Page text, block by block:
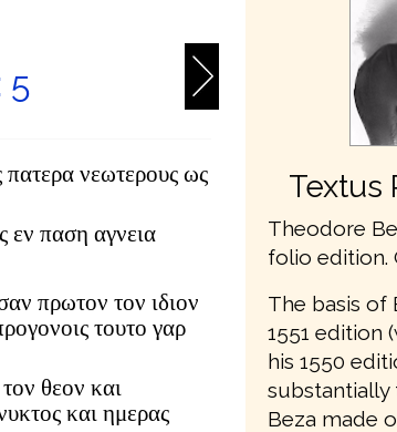
5
νεωτερους ως
εν παση αγνεια
πρωτον τον ιδιον
τουτο γαρ
θεον και
και ημερας
Textus
Theodore
folio edition.
The basis of
1551 edition
his 1550
substantially
Beza made